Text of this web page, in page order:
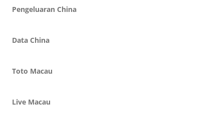
Pengeluaran China
Data China
Toto Macau
Live Macau